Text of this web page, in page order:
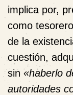
implica por,
como
de la
cuestión,
sin «haberlo
autoridades